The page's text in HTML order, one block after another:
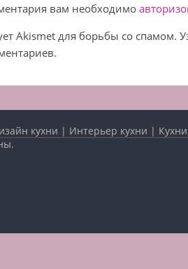
вам необходимо
Akismet для борьбы со спамом.
кухни | Интерьер кухни |